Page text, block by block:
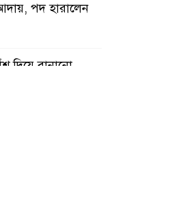
পদ হারালেন
দিয়ে বানানো